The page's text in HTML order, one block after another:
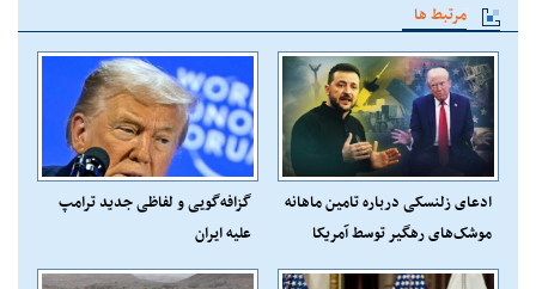
مرتبط ها
ادعای زلنسکی درباره تامین ماهانه
موشک‌های رهگیر توسط آمریکا
گزافه‌گویی و لفاظی جدید ترامپ
علیه ایران